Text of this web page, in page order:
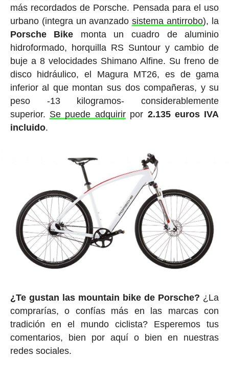
más recordados de Porsche. Pensada para el uso
urbano (integra un avanzadosistema antirrobo), la
Porsche Bike monta un cuadro de aluminio
hidroformado, horquilla RS Suntour y cambio de
buje a 8 velocidades Shimano Alfine. Su freno de
disco hidráulico, el Magura MT26, es de gama
inferior al que montan sus dos compañeras, y su
peso -13 kilogramos- considerablemente
superior. Se puede adquirirpor 2.135 euros IVA
incluido.
¿Te gustan las mountain bike de Porsche? ¿La
comprarías, o confías más en las marcas con
tradición en el mundo ciclista? Esperemos tus
comentarios, bien por aquí o bien en nuestras
redes sociales.